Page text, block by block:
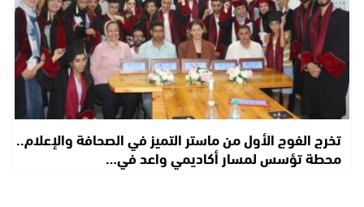
تخرج الفوج الأول من ماستر التميز في الصحافة والإعلام..
محطة تؤسس لمسار أكاديمي واعد في…